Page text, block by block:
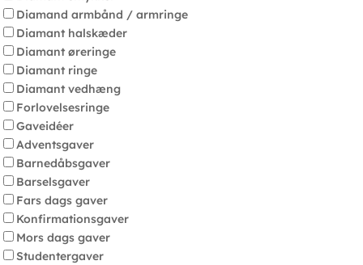
Diamand armbånd / armringe
Diamant halskæder
Diamant øreringe
Diamant ringe
Diamant vedhæng
Forlovelsesringe
Gaveidéer
Adventsgaver
Barnedåbsgaver
Barselsgaver
Fars dags gaver
Konfirmationsgaver
Mors dags gaver
Studentergaver